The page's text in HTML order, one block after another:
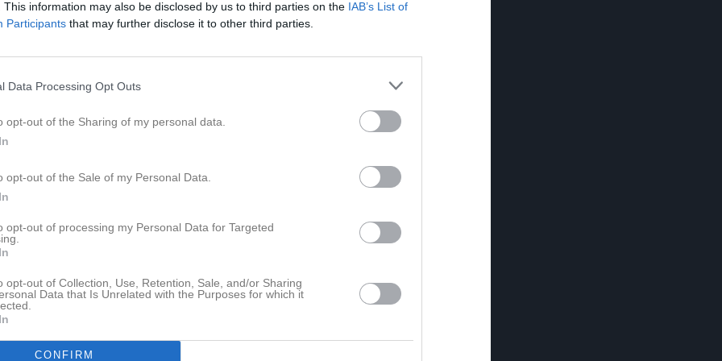
This information may also be disclosed by us to third parties on the IAB’s List of
Participants that may further disclose it to other third parties.
Data Processing Opt Outs
opt-out of the Sharing of my personal data.
opt-out of the Sale of my Personal Data.
opt-out of processing my Personal Data for Targeted
opt-out of Collection, Use, Retention, Sale, and/or Sharing
Data that Is Unrelated with the Purposes for which it
CONFIRM
Dela Tweeta
olika platser i Eskilstuna. Vi
i Kjula och i
etapp och flera som utmanat
ser vi att vi kniper inte mindre
Felix och Alfred i H14.
Dela på Twitter
Molly och Anna från SMOL sprang Stafett under D...